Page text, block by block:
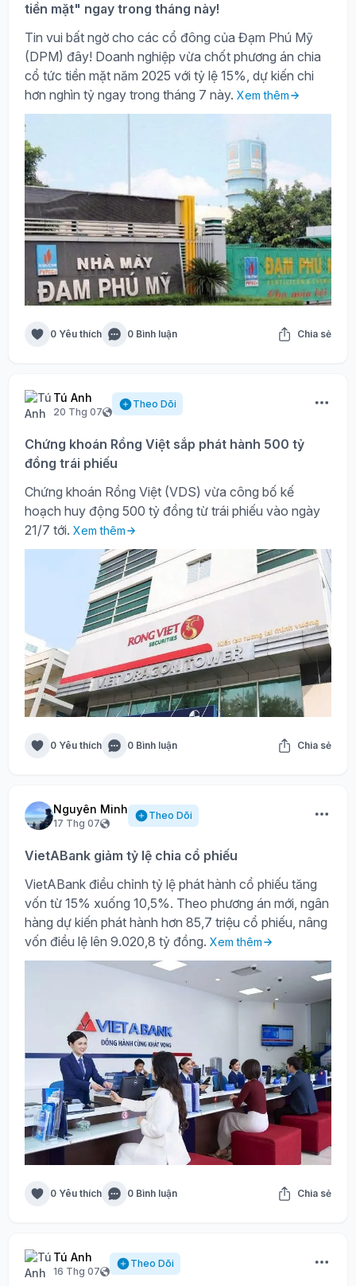
tiền mặt" ngay trong tháng này!
Tin vui bất ngờ cho các cổ đông của Đạm Phú Mỹ
(DPM) đây! Doanh nghiệp vừa chốt phương án chia
cổ tức tiền mặt năm 2025 với tỷ lệ 15%, dự kiến chi
hơn nghìn tỷ ngay trong tháng 7 này. Xem thêm
0 Yêu thích 0 Bình luận Chia sẻ
Tú Anh
20 Thg 07
Theo Dõi
Chứng khoán Rồng Việt sắp phát hành 500 tỷ
đồng trái phiếu
Chứng khoán Rồng Việt (VDS) vừa công bố kế
hoạch huy động 500 tỷ đồng từ trái phiếu vào ngày
21/7 tới. Xem thêm
0 Yêu thích 0 Bình luận Chia sẻ
Nguyên Minh
17 Thg 07
Theo Dõi
VietABank giảm tỷ lệ chia cổ phiếu
VietABank điều chỉnh tỷ lệ phát hành cổ phiếu tăng
vốn từ 15% xuống 10,5%. Theo phương án mới, ngân
hàng dự kiến phát hành hơn 85,7 triệu cổ phiếu, nâng
vốn điều lệ lên 9.020,8 tỷ đồng. Xem thêm
0 Yêu thích 0 Bình luận Chia sẻ
Tú Anh
16 Thg 07
Theo Dõi